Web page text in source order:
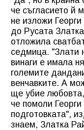
че съгласието й
не изложи
до Русата
отложила
седмица. "Злати
винаги е имала
големите
венчавките. А
ще убие
че помоли
подготовката",
знаем, Златка